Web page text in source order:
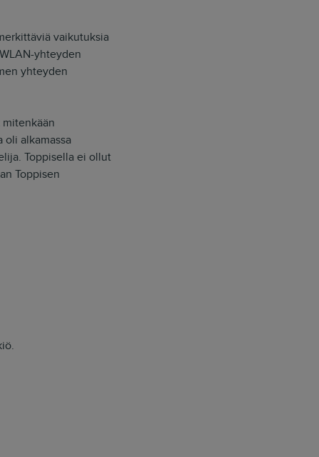
vaikutuksia
yhteyden
yhteyden
alkamassa
Toppisella ei ollut
Toppisen